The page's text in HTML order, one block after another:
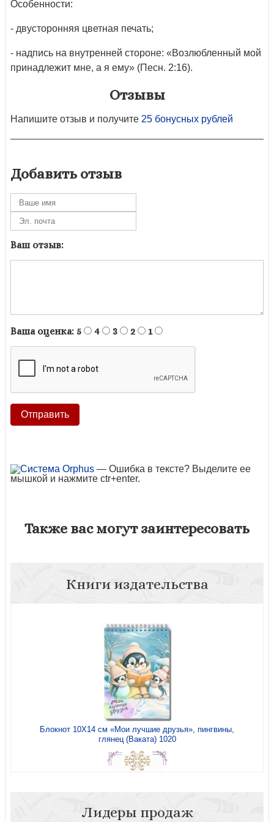
Особенности:
- двусторонняя цветная печать;
- надпись на внутренней стороне: «Возлюбленный мой
принадлежит мне, а я ему» (Песн. 2:16).
Отзывы
Напишите отзыв и получите 25 бонусных рублей
Добавить отзыв
Ваш отзыв:
Ваша оценка: 5 4 3 2 1
— Ошибка в тексте? Выделите ее
мышкой и нажмите ctr+enter.
Также вас могут заинтересовать
Книги издательства
Блокнот 10Х14 см «Мои лучшие друзья», пингвины,
глянец (Ваката) 1020
Лидеры продаж